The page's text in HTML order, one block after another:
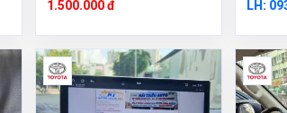
1.500.000 đ LH: